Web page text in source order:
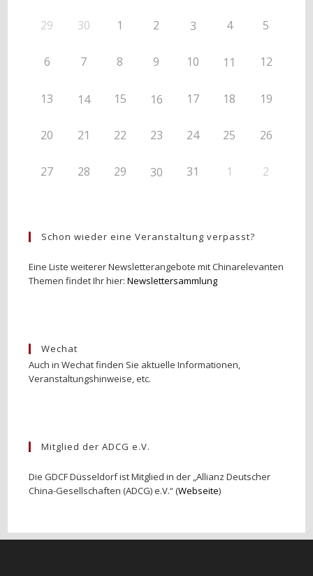
29 30 1 2 3 4 5
6 7 8 9 10 11 12
13 14 15 16 17 18 19
20 21 22 23 24 25 26
27 28 29 30 31 1 2
Schon wieder eine Veranstaltung verpasst?
Eine Liste weiterer Newsletterangebote mit Chinarelevanten
Themen findet Ihr hier:Newslettersammlung
Wechat
Auch in Wechat finden Sie aktuelle Informationen,
Veranstaltungshinweise, etc.
Mitglied der ADCG e.V.
Die GDCF Düsseldorf ist Mitglied in der „Allianz Deutscher
China-Gesellschaften (ADCG) e.V.“ (Webseite)